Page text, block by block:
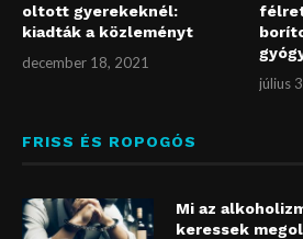
oltott gyerekeknél:
kiadták a közleményt
december 18, 2021
július
FRISS ÉS ROPOGÓS
Mi az
keressek